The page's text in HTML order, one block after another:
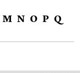
M N O P Q